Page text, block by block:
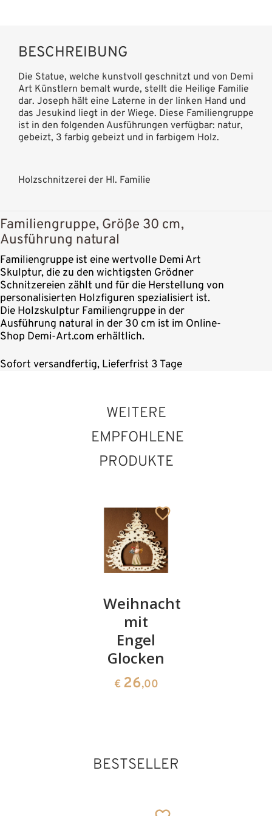
BESCHREIBUNG
Die Statue, welche kunstvoll geschnitzt und von Demi
Art Künstlern bemalt wurde, stellt die Heilige Familie
dar. Joseph hält eine Laterne in der linken Hand und
das Jesukind liegt in der Wiege. Diese Familiengruppe
ist in den folgenden Ausführungen verfügbar: natur,
gebeizt, 3 farbig gebeizt und in farbigem Holz.
Holzschnitzerei der Hl. Familie
Familiengruppe, Größe 30 cm,
Ausführung natural
Familiengruppe ist eine wertvolle Demi Art
Skulptur, die zu den wichtigsten Grödner
Schnitzereien zählt und für die Herstellung von
personalisierten Holzfiguren spezialisiert ist.
Die Holzskulptur Familiengruppe in der
Ausführung natural in der 30 cm ist im Online-
Shop Demi-Art.com erhältlich.
Sofort versandfertig, Lieferfrist 3 Tage
WEITERE
EMPFOHLENE
PRODUKTE
Weihnachtsbaum
mit
Engel
Glocken
€ 26,00
BESTSELLER